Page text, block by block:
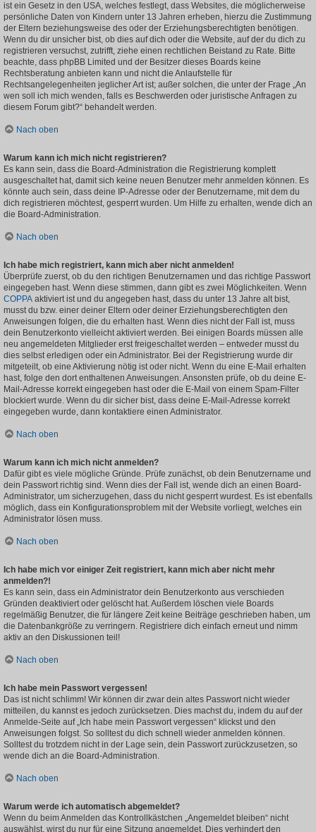
ist ein Gesetz in den USA, welches festlegt, dass Websites, die möglicherweise
persönliche Daten von Kindern unter 13 Jahren erheben, hierzu die Zustimmung
der Eltern beziehungsweise des oder der Erziehungsberechtigten benötigen.
Wenn du dir unsicher bist, ob dies auf dich oder die Website, auf der du dich zu
registrieren versuchst, zutrifft, ziehe einen rechtlichen Beistand zu Rate. Bitte
beachte, dass phpBB Limited und der Besitzer dieses Boards keine
Rechtsberatung anbieten kann und nicht die Anlaufstelle für
Rechtsangelegenheiten jeglicher Art ist; außer solchen, die unter der Frage „An
wen soll ich mich wenden, falls es Beschwerden oder juristische Anfragen zu
diesem Forum gibt?“ behandelt werden.
Nach oben
Warum kann ich mich nicht registrieren?
Es kann sein, dass die Board-Administration die Registrierung komplett
ausgeschaltet hat, damit sich keine neuen Benutzer mehr anmelden können. Es
könnte auch sein, dass deine IP-Adresse oder der Benutzername, mit dem du
dich registrieren möchtest, gesperrt wurden. Um Hilfe zu erhalten, wende dich an
die Board-Administration.
Nach oben
Ich habe mich registriert, kann mich aber nicht anmelden!
Überprüfe zuerst, ob du den richtigen Benutzernamen und das richtige Passwort
eingegeben hast. Wenn diese stimmen, dann gibt es zwei Möglichkeiten. Wenn
COPPA aktiviert ist und du angegeben hast, dass du unter 13 Jahre alt bist,
musst du bzw. einer deiner Eltern oder deiner Erziehungsberechtigten den
Anweisungen folgen, die du erhalten hast. Wenn dies nicht der Fall ist, muss
dein Benutzerkonto vielleicht aktiviert werden. Bei einigen Boards müssen alle
neu angemeldeten Mitglieder erst freigeschaltet werden – entweder musst du
dies selbst erledigen oder ein Administrator. Bei der Registrierung wurde dir
mitgeteilt, ob eine Aktivierung nötig ist oder nicht. Wenn du eine E-Mail erhalten
hast, folge den dort enthaltenen Anweisungen. Ansonsten prüfe, ob du deine E-
Mail-Adresse korrekt eingegeben hast oder die E-Mail von einem Spam-Filter
blockiert wurde. Wenn du dir sicher bist, dass deine E-Mail-Adresse korrekt
eingegeben wurde, dann kontaktiere einen Administrator.
Nach oben
Warum kann ich mich nicht anmelden?
Dafür gibt es viele mögliche Gründe. Prüfe zunächst, ob dein Benutzername und
dein Passwort richtig sind. Wenn dies der Fall ist, wende dich an einen Board-
Administrator, um sicherzugehen, dass du nicht gesperrt wurdest. Es ist ebenfalls
möglich, dass ein Konfigurationsproblem mit der Website vorliegt, welches ein
Administrator lösen muss.
Nach oben
Ich habe mich vor einiger Zeit registriert, kann mich aber nicht mehr
anmelden?!
Es kann sein, dass ein Administrator dein Benutzerkonto aus verschieden
Gründen deaktiviert oder gelöscht hat. Außerdem löschen viele Boards
regelmäßig Benutzer, die für längere Zeit keine Beiträge geschrieben haben, um
die Datenbankgröße zu verringern. Registriere dich einfach erneut und nimm
aktiv an den Diskussionen teil!
Nach oben
Ich habe mein Passwort vergessen!
Das ist nicht schlimm! Wir können dir zwar dein altes Passwort nicht wieder
mitteilen, du kannst es jedoch zurücksetzen. Dies machst du, indem du auf der
Anmelde-Seite auf „Ich habe mein Passwort vergessen“ klickst und den
Anweisungen folgst. So solltest du dich schnell wieder anmelden können.
Solltest du trotzdem nicht in der Lage sein, dein Passwort zurückzusetzen, so
wende dich an die Board-Administration.
Nach oben
Warum werde ich automatisch abgemeldet?
Wenn du beim Anmelden das Kontrollkästchen „Angemeldet bleiben“ nicht
auswählst, wirst du nur für eine Sitzung angemeldet. Dies verhindert den